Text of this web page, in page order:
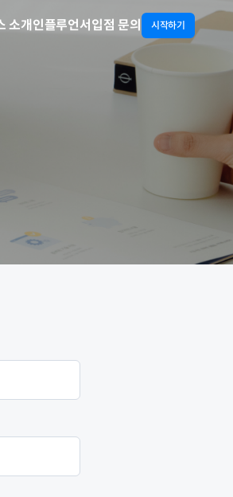
소개인플루언서 입점 문의 시작하기
노크플레이스 소개